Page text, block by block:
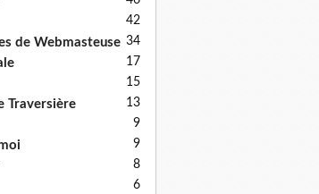
42
de Webmasteuse 34
17
15
Traversière 13
9
9
8
6